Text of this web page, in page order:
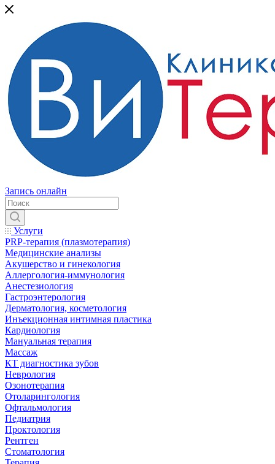
Запись онлайн
Услуги
PRP-терапия (плазмотерапия)
Медицинские анализы
Акушерство и гинекология
Аллергология-иммунология
Анестезиология
Гастроэнтерология
Дерматология, косметология
Инъекционная интимная пластика
Кардиология
Мануальная терапия
Массаж
КТ диагностика зубов
Неврология
Озонотерапия
Отоларингология
Офтальмология
Педиатрия
Проктология
Рентген
Стоматология